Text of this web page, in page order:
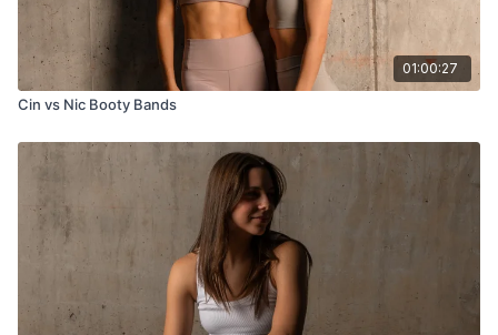
01:00:27
Cin vs Nic Booty Bands